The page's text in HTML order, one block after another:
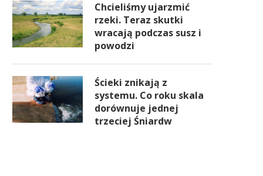
Chcieliśmy ujarzmić
rzeki. Teraz skutki
wracają podczas susz i
powodzi
Ścieki znikają z
systemu. Co roku skala
dorównuje jednej
trzeciej Śniardw